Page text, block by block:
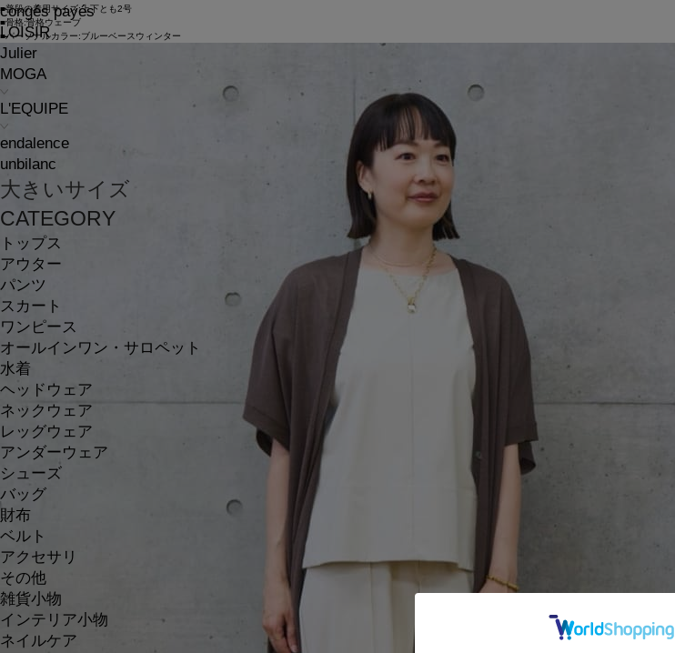
congés payés
LOISIR
Julier
MOGA
L'EQUIPE
endalence
unbilanc
大きいサイズ
CATEGORY
トップス
アウター
パンツ
スカート
ワンピース
オールインワン・サロペット
水着
ヘッドウェア
ネックウェア
レッグウェア
アンダーウェア
シューズ
バッグ
財布
ベルト
アクセサリ
その他
雑貨小物
インテリア小物
ネイルケア
■普段の着用サイズ:上下とも2号
■骨格:骨格ウェーブ
■パーソナルカラー:ブルーベースウィンター